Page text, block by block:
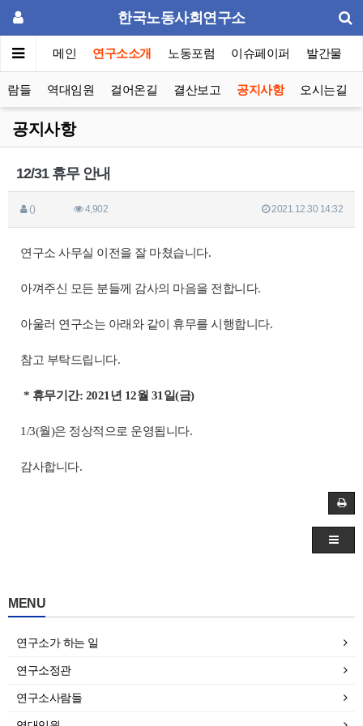
한국노동사회연구소
메인 연구소소개 노동포럼 이슈페이퍼 발간물
람들 역대임원 걸어온길 결산보고 공지사항 오시는길
공지사항
12/31 휴무 안내
() 4,902 2021.12.30 14:32
연구소 사무실 이전을 잘 마쳤습니다.
아껴주신 모든 분들께 감사의 마음을 전합니다.
아울러 연구소는 아래와 같이 휴무를 시행합니다.
참고 부탁드립니다.
* 휴무기간: 2021년 12월 31일(금)
1/3(월)은 정상적으로 운영됩니다.
감사합니다.
MENU
연구소가 하는 일
연구소정관
연구소사람들